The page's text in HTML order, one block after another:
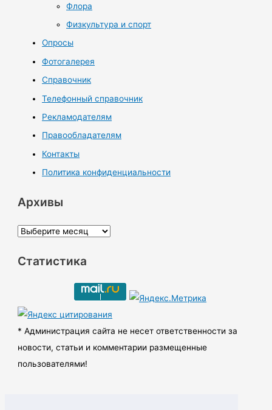
Флора
Физкультура и спорт
Опросы
Фотогалерея
Справочник
Телефонный справочник
Рекламодателям
Правообладателям
Контакты
Политика конфиденциальности
Архивы
А
х
ы
Статистика
* Администрация сайта не несет ответственности за
новости, статьи и комментарии размещенные
пользователями!